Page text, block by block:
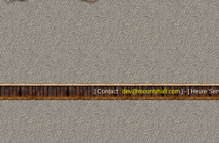
[ Contact :dev@mountyhall.com] - [ Heure